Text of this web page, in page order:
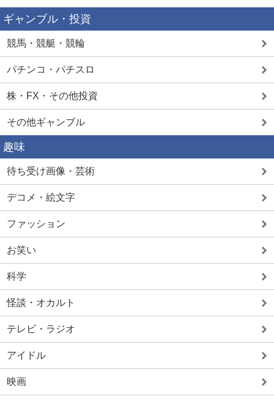
ギャンブル・投資
競馬・競艇・競輪
パチンコ・パチスロ
株・FX・その他投資
その他ギャンブル
趣味
待ち受け画像・芸術
デコメ・絵文字
ファッション
お笑い
科学
怪談・オカルト
テレビ・ラジオ
アイドル
映画